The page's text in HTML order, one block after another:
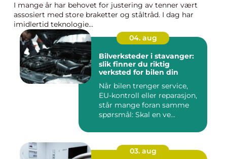
I mange år har behovet for justering av tenner vært
assosiert med store braketter og ståltråd. I dag har
imidlertid teknologie...
04. aug
Bilverksteder i stavanger:
slik finner du riktig
verksted for bilen din
Når bilen trenger service,
EU-kontroll eller reparasjon,
står mange foran samme
spørsmål: Skal en ve...
03. aug